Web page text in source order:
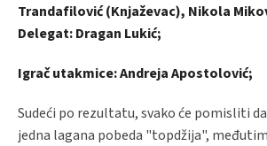
Trandafilović (Knjaževac), Nikola
Delegat: Dragan Lukić;
Igrač utakmice: Andreja Apostolović;
Sudeći po rezultatu, svako će pomisliti
jedna lagana pobeda "topdžija",